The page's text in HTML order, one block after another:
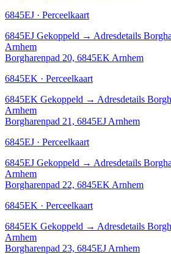
6845EJ · Perceelkaart
6845EJ Gekoppeld → Adresdetails
Arnhem
Borgharenpad 20, 6845EK Arnhem
6845EK · Perceelkaart
6845EK Gekoppeld → Adresdetails
Arnhem
Borgharenpad 21, 6845EJ Arnhem
6845EJ · Perceelkaart
6845EJ Gekoppeld → Adresdetails
Arnhem
Borgharenpad 22, 6845EK Arnhem
6845EK · Perceelkaart
6845EK Gekoppeld → Adresdetails
Arnhem
Borgharenpad 23, 6845EJ Arnhem